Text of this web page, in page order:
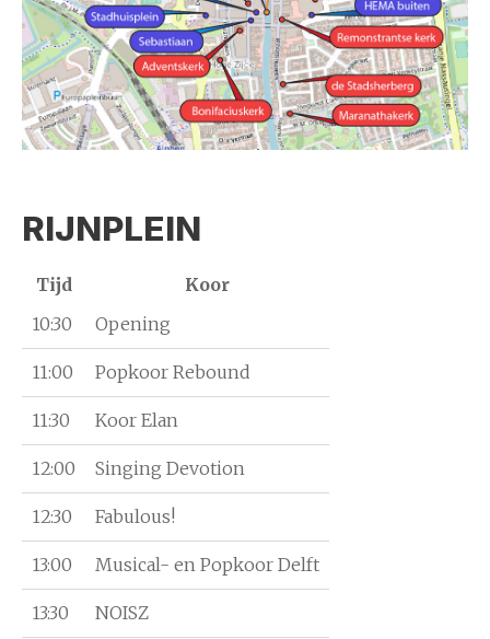
RIJNPLEIN
Tijd
Koor
10:30
Opening
11:00 Popkoor Rebound
11:30 Koor Elan
12:00 Singing Devotion
12:30 Fabulous!
13:00 Musical- en Popkoor Delft
13:30 NOISZ